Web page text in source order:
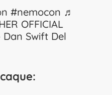
#nemocon ♬
OFFICIAL
Dan Swift Del